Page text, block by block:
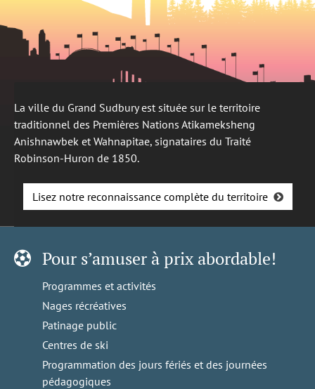
La ville du Grand Sudbury est située sur le territoire
traditionnel des Premières Nations Atikameksheng
Anishnawbek et Wahnapitae, signataires du Traité
Robinson-Huron de 1850.
Lisez notre reconnaissance complète du territoire
Pour s’amuser à prix abordable!
Programmes et activités
Nages récréatives
Patinage public
Centres de ski
Programmation des jours fériés et des journées
pédagogiques